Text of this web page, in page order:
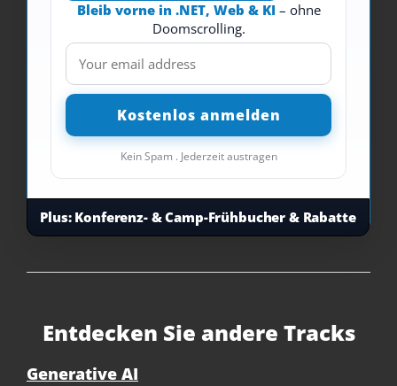
Bleib vorne in .NET, Web & KI – ohne
Doomscrolling.
Kein Spam . Jederzeit austragen
Plus:Konferenz- & Camp-Frühbucher & Rabatte
Entdecken Sie andere Tracks
Generative AI